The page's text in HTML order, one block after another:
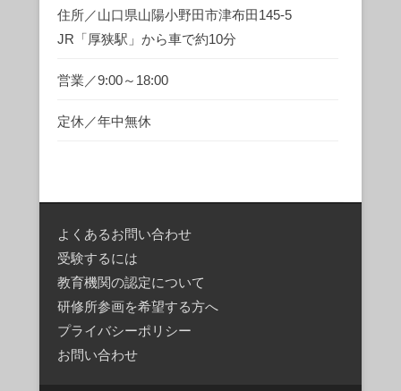
住所／山口県山陽小野田市津布田145-5
JR「厚狭駅」から車で約10分
営業／9:00～18:00
定休／年中無休
よくあるお問い合わせ
受験するには
教育機関の認定について
研修所参画を希望する方へ
プライバシーポリシー
お問い合わせ